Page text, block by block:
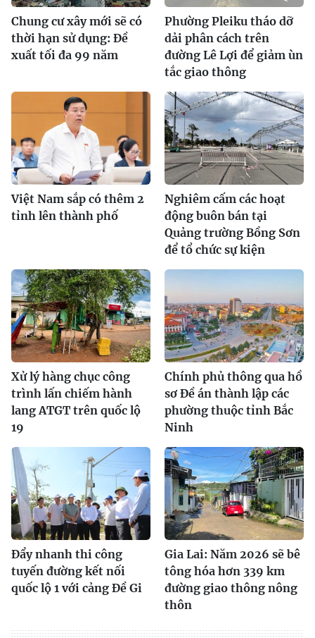
Chung cư xây mới sẽ có
thời hạn sử dụng: Đề
xuất tối đa 99 năm
Phường Pleiku tháo dỡ
dải phân cách trên
đường Lê Lợi để giảm ùn
tắc giao thông
Việt Nam sắp có thêm 2
tỉnh lên thành phố
Nghiêm cấm các hoạt
động buôn bán tại
Quảng trường Bồng Sơn
để tổ chức sự kiện
Xử lý hàng chục công
trình lấn chiếm hành
lang ATGT trên quốc lộ
19
Chính phủ thông qua hồ
sơ Đề án thành lập các
phường thuộc tỉnh Bắc
Ninh
Đẩy nhanh thi công
tuyến đường kết nối
quốc lộ 1 với cảng Đề Gi
Gia Lai: Năm 2026 sẽ bê
tông hóa hơn 339 km
đường giao thông nông
thôn